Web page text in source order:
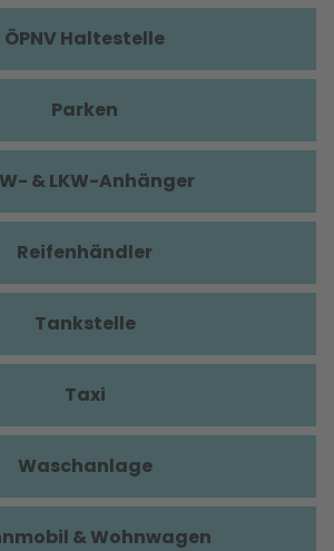
ÖPNV Haltestelle
Parken
& LKW-Anhänger
Reifenhändler
Tankstelle
Taxi
Waschanlage
& Wohnwagen